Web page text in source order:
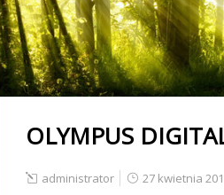
OLYMPUS
administrator 27 kwietnia